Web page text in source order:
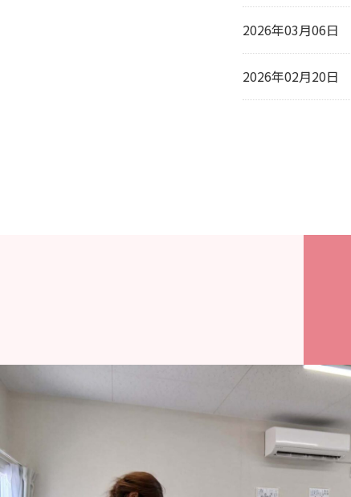
2026年03月06日
2026年02月20日